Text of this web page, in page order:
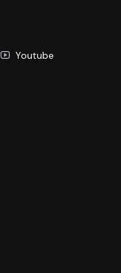
Youtube